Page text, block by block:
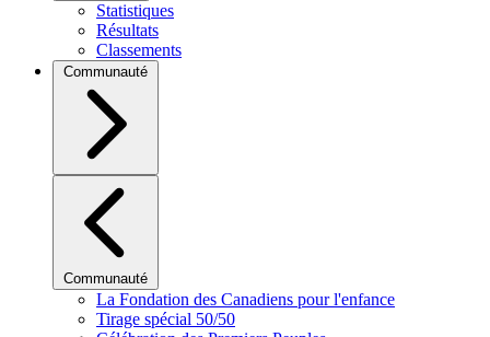
Statistiques
Résultats
Classements
Communauté
Communauté
La Fondation des Canadiens pour l'enfance
Tirage spécial 50/50